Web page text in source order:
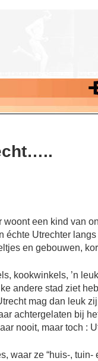
een kind van
échte Utrechter
en gebouwen,
kookwinkels, ’n
andere stad ziet
mag dan leuk
achtergelaten bij
nooit, maar toch :
waar ze “huis-,